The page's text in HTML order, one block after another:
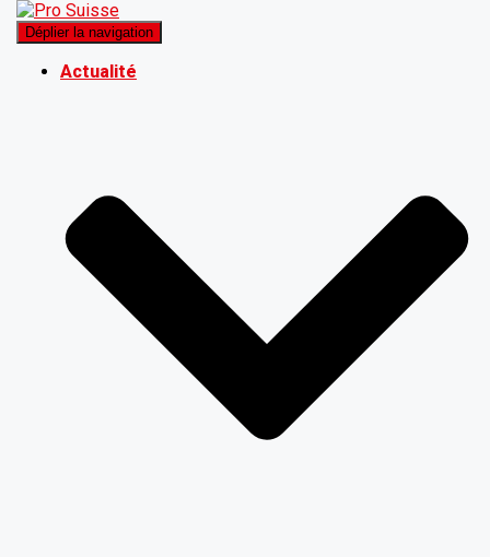
Déplier la navigation
Actualité